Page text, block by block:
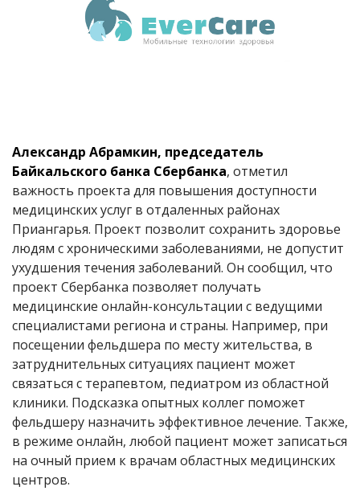
Александр Абрамкин, председатель
Байкальского банка Сбербанка, отметил
важность проекта для повышения доступности
медицинских услуг в отдаленных районах
Приангарья. Проект позволит сохранить здоровье
людям с хроническими заболеваниями, не допустит
ухудшения течения заболеваний. Он сообщил, что
проект Сбербанка позволяет получать
медицинские онлайн-консультации с ведущими
специалистами региона и страны. Например, при
посещении фельдшера по месту жительства, в
затруднительных ситуациях пациент может
связаться с терапевтом, педиатром из областной
клиники. Подсказка опытных коллег поможет
фельдшеру назначить эффективное лечение. Также,
в режиме онлайн, любой пациент может записаться
на очный прием к врачам областных медицинских
центров.